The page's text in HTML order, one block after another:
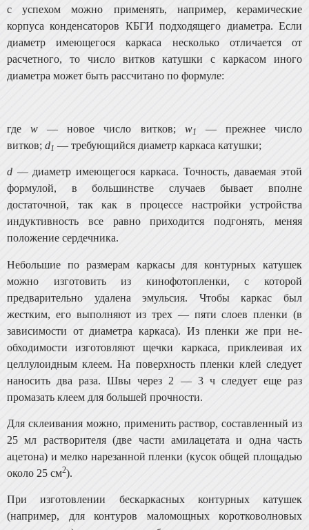
с успехом можно применять, напри­мер, керамические
корпуса конденсаторов КБГИ подхо­дящего диаметра. Если
диаметр имеющегося каркаса не­сколько отличается от
расчетного, то число витков ка­тушки с каркасом иного
диаметра может быть рассчита­но по формуле:
гдеw— новое число витков; w1
— прежнее число
витков; d1 — требующийся диаметр каркаса катушки;
d — диаметр имеющегося каркаса. Точность, даваемая этой
формулой, в большинстве случаев бывает вполне
достаточной, так как в процессе настройки устройства
индуктивность все равно приходит­ся подгонять, меняя
положение сердечника.
Небольшие по размерам каркасы для контурных ка­тушек
можно изготовить из кинофотопленки, с которой
предварительно удалена эмульсия. Чтобы каркас был
жестким, его выполняют из трех — пяти слоев пленки (в
зависимости от диаметра каркаса). Из пленки же при не­
обходимости изготовляют щечки каркаса, приклеивая их
целлулоидным клеем. На поверхность пленки клей следует
наносить два раза. Швы через 2 — 3 ч следует еще раз
промазать клеем для большей прочности.
Для склеивания можно, применить раствор, состав­ленный из
25 мл растворителя (две части амилацетата и одна часть
ацетона) и мелко нарезанной пленки (кусок общей площадью
около 25 см2).
При изготовлении бескаркасных контурных катушек
(например, для контуров маломощных коротковолновых